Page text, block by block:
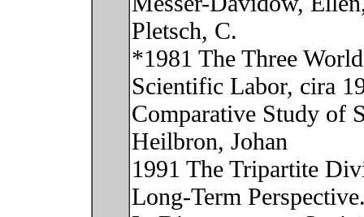
Pletsch, C.
*1981 The Three
Scientific Labor, cira
Comparative Study of
Heilbron, Johan
1991 The Tripartite
Long-Term